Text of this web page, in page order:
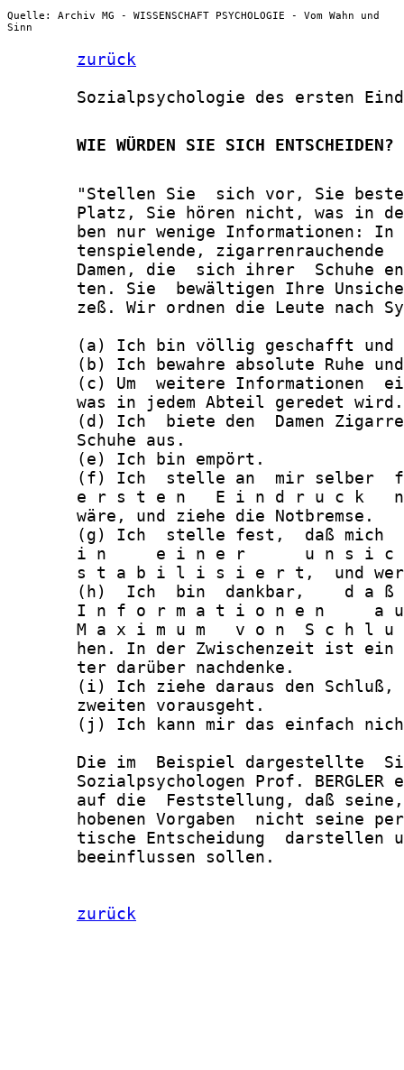
Quelle: Archiv MG - WISSENSCHAFT PSYCHOLOGIE - Vom Wahn und
Sinn
zurück
Sozialpsychologie des ersten
       WIE WÜRDEN SIE SICH ENTSCHEIDEN?
"Stellen Sie  sich vor, Sie
Platz, Sie hören nicht, was in
ben nur wenige Informationen:
tenspielende, zigarrenrauchende
Damen, die  sich ihrer  Schuhe
ten. Sie  bewältigen Ihre
zeß. Wir ordnen die Leute nach
(a) Ich bin völlig geschafft und
(b) Ich bewahre absolute Ruhe
(c) Um  weitere Informationen
       was in jedem Abteil geredet wird.
(d) Ich  biete den  Damen
       Schuhe aus.
       (e) Ich bin empört.
(f) Ich  stelle an  mir selber
e r s t e n   E i n d r u c k
       wäre, und ziehe die Notbremse.
(g) Ich  stelle fest,  daß mich
i n     e i n e r      u n s i
s t a b i l i s i e r t,  und
(h)  Ich  bin  dankbar,    d a
I n f o r m a t i o n e n     a
M a x i m u m   v o n  S c h l
hen. In der Zwischenzeit ist
       ter darüber nachdenke.
(i) Ich ziehe daraus den
       zweiten vorausgeht.
(j) Ich kann mir das einfach
Die im  Beispiel dargestellte
Sozialpsychologen Prof. BERGLER
auf die  Feststellung, daß
hobenen Vorgaben  nicht seine
tische Entscheidung  darstellen
       beeinflussen sollen.
zurück